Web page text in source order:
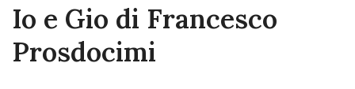
Io e Gio di Francesco
Prosdocimi